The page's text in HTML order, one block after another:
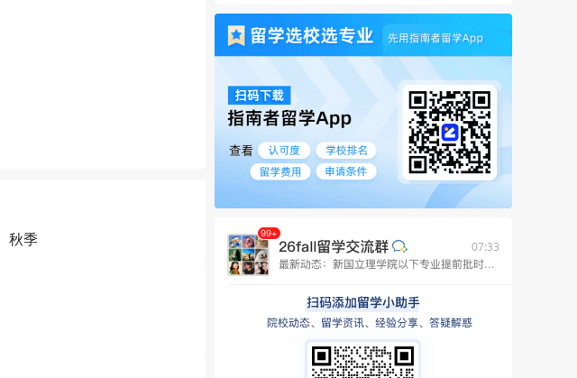
秋季 07:33